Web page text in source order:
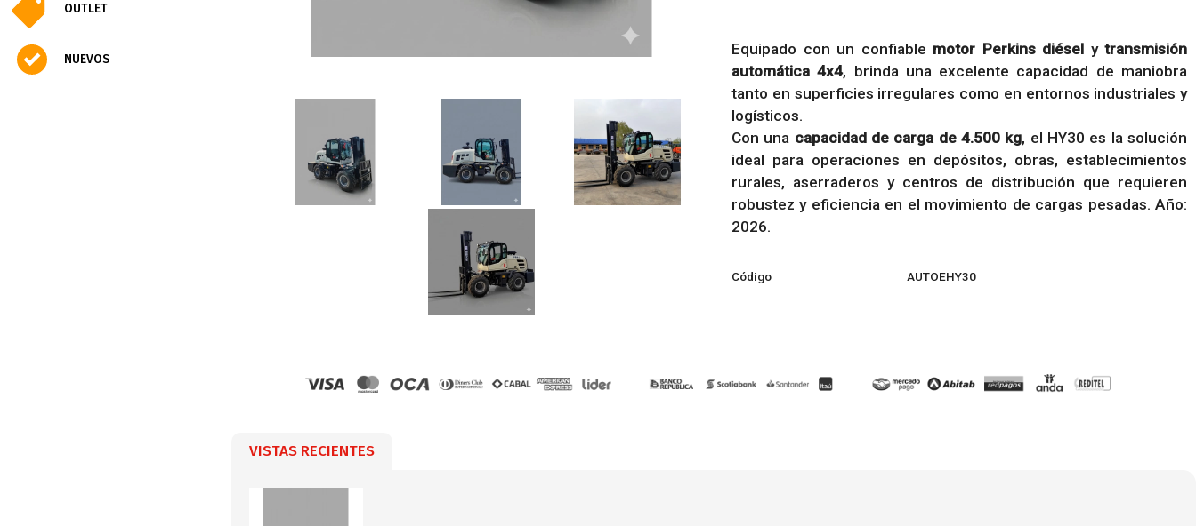
OUTLET
NUEVOS
Equipado con un confiable motor Perkins diésel y transmisión
automática 4x4, brinda una excelente capacidad de maniobra
tanto en superficies irregulares como en entornos industriales y
logísticos.
Con una capacidad de carga de 4.500 kg, el HY30 es la solución
ideal para operaciones en depósitos, obras, establecimientos
rurales, aserraderos y centros de distribución que requieren
robustez y eficiencia en el movimiento de cargas pesadas. Año:
2026.
Código AUTOEHY30
VISTAS RECIENTES